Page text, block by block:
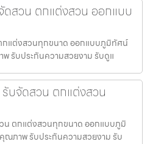
สวน ตกแต่งสวน ออกแบบ
กแต่งสวนทุกขนาด ออกแบบภูมิทัศน์
พ รับประกันความสวยงาม รับดูแ
บจัดสวน ตกแต่งสวน
น ตกแต่งสวนทุกขนาด ออกแบบภูมิ
ณภาพ รับประกันความสวยงาม รับ